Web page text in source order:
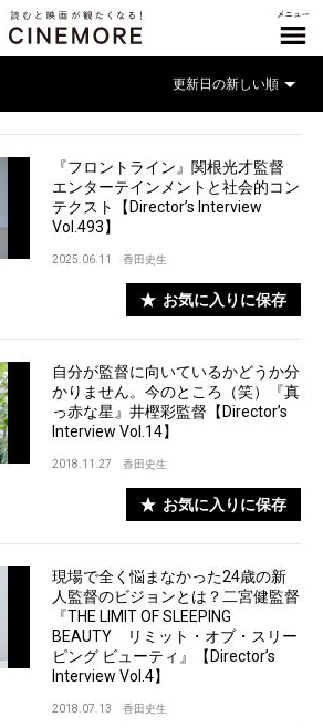
『フロントライン』関根光才監督
エンターテインメントと社会的コン
テクスト【Director’s Interview
Vol.493】
2025.06.11 香田史生
お気に入りに保存
自分が監督に向いているかどうか分
かりません。今のところ（笑）『真
っ赤な星』井樫彩監督【Director’s
Interview Vol.14】
2018.11.27 香田史生
お気に入りに保存
現場で全く悩まなかった24歳の新
人監督のビジョンとは？二宮健監督
『THE LIMIT OF SLEEPING
BEAUTY リミット・オブ・スリー
ピング ビューティ』【Director’s
Interview Vol.4】
2018.07.13 香田史生